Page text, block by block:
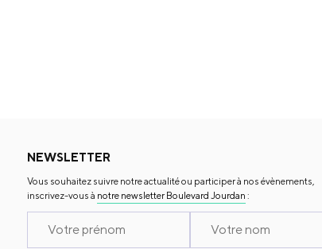
NEWSLETTER
Vous souhaitez suivre notre actualité ou participer à nos évènements,
inscrivez-vous à notre newsletter Boulevard Jourdan :